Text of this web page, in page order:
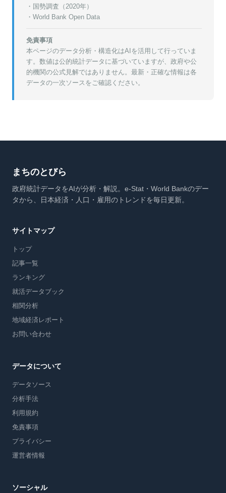
・ 国勢調査（2020年）
・World Bank Open Data
免責事項
本ページのデータ分析・構造化はAIを活用して行っていま
す。数値は公的統計データに基づいていますが、政府や公
的機関の公式見解ではありません。最新・正確な情報は各
データの一次ソースをご確認ください。
まちのとびら
政府統計データをAIが分析・解説。e-Stat・World Bankのデー
タから、日本経済・人口・雇用のトレンドを毎日更新。
サイトマップ
トップ
記事一覧
ランキング
就活データブック
相関分析
地域経済レポート
お問い合わせ
データについて
データソース
分析手法
利用規約
免責事項
プライバシー
運営者情報
ソーシャル